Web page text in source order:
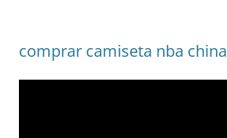
comprar camiseta nba china